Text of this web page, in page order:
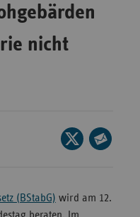
nicht
Seite
auf
E-
(BStabG) wird am 12.